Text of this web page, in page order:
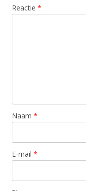
Reactie *
Naam *
E-mail *